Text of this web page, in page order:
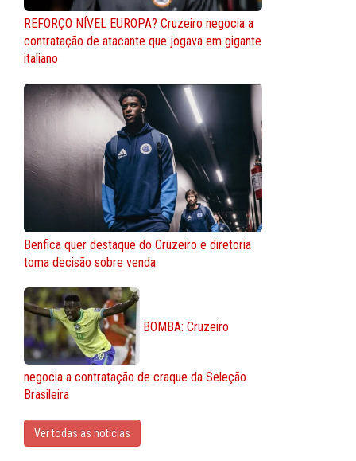
REFORÇO NÍVEL EUROPA? Cruzeiro negocia a
contratação de atacante que jogava em gigante
italiano
Benfica quer destaque do Cruzeiro e diretoria
toma decisão sobre venda
BOMBA: Cruzeiro
negocia a contratação de craque da Seleção
Brasileira
Ver todas as noticias